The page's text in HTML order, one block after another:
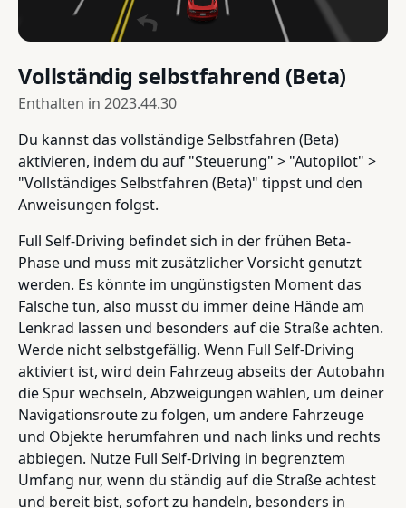
Vollständig selbstfahrend (Beta)
Enthalten in 2023.44.30
Du kannst das vollständige Selbstfahren (Beta)
aktivieren, indem du auf "Steuerung" > "Autopilot" >
"Vollständiges Selbstfahren (Beta)" tippst und den
Anweisungen folgst.
Full Self-Driving befindet sich in der frühen Beta-
Phase und muss mit zusätzlicher Vorsicht genutzt
werden. Es könnte im ungünstigsten Moment das
Falsche tun, also musst du immer deine Hände am
Lenkrad lassen und besonders auf die Straße achten.
Werde nicht selbstgefällig. Wenn Full Self-Driving
aktiviert ist, wird dein Fahrzeug abseits der Autobahn
die Spur wechseln, Abzweigungen wählen, um deiner
Navigationsroute zu folgen, um andere Fahrzeuge
und Objekte herumfahren und nach links und rechts
abbiegen. Nutze Full Self-Driving in begrenztem
Umfang nur, wenn du ständig auf die Straße achtest
und bereit bist, sofort zu handeln, besonders in